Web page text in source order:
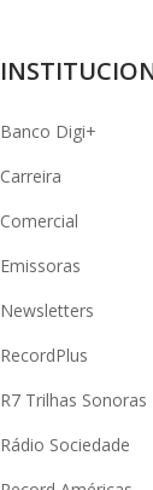
Banco Digi+
Carreira
Comercial
Emissoras
Newsletters
RecordPlus
R7 Trilhas Sonoras
Rádio Sociedade